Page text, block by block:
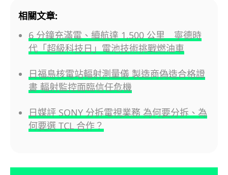
相關文章:
6 分鐘充滿電、續航達 1,500 公里 寧德時
代「超級科技日」電池技術挑戰燃油車
日福島核電站輻射測量儀 製造商偽造合格證
書 輻射監控面臨信任危機
日媒評 SONY 分拆電視業務 為何要分拆、為
何要選 TCL 合作？